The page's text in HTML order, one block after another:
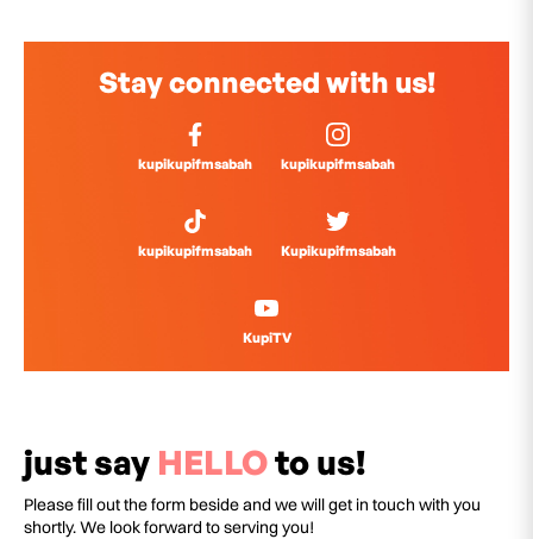
Stay connected with us!
kupikupifmsabah kupikupifmsabah
kupikupifmsabah Kupikupifmsabah
KupiTV
just say HELLOto us!
Please fill out the form beside and we will get in touch with you
shortly. We look forward to serving you!